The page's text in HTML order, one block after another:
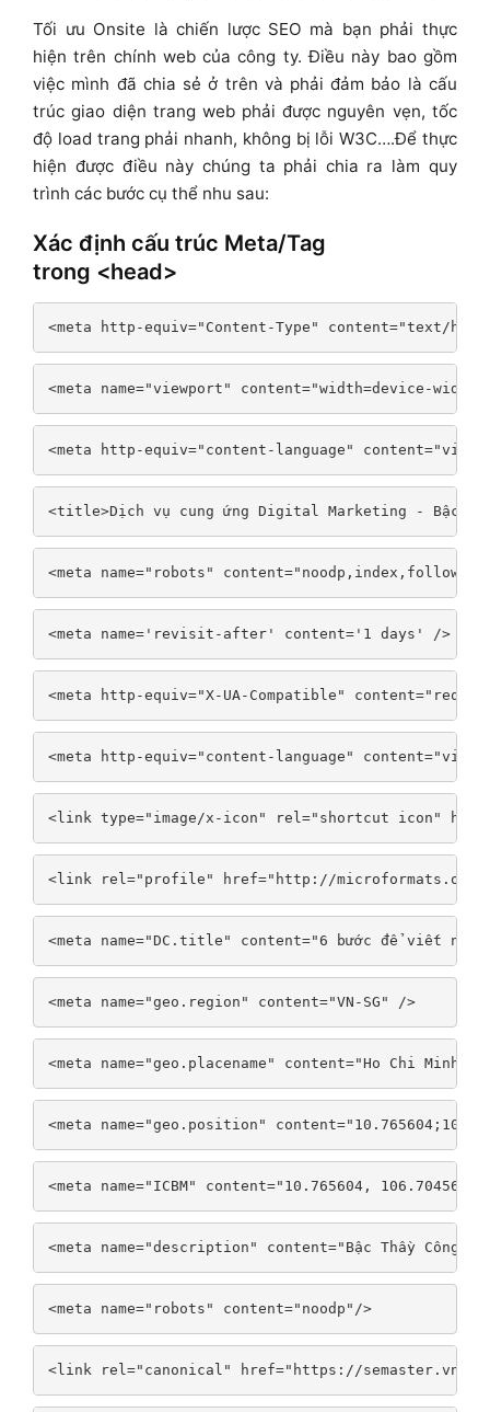
Tối ưu Onsite là chiến lược SEO mà bạn phải thực
hiện trên chính web của công ty. Điều này bao gồm
việc mình đã chia sẻ ở trên và phải đảm bảo là cấu
trúc giao diện trang web phải được nguyên vẹn, tốc
độ load trang phải nhanh, không bị lỗi W3C….Để thực
hiện được điều này chúng ta phải chia ra làm quy
trình các bước cụ thể nhu sau:
Xác định cấu trúc Meta/Tag
trong <head>
<meta http-equiv="Content-Type" content="text/
<meta name="viewport" content="width=device-
<meta http-equiv="content-language" content="vi" /
<title>Dịch vụ cung ứng Digital Marketing - Bậc
<meta name="robots" content="noodp,index,follow" /
<meta name='revisit-after' content='1 days' />
<meta http-equiv="X-UA-Compatible"
<meta http-equiv="content-language" content="vi" /
<link type="image/x-icon" rel="shortcut icon"
<link rel="profile" href="http://microformats.org/
<meta name="DC.title" content="6 bước để viết nội
<meta name="geo.region" content="VN-SG" />
<meta name="geo.placename" content="Ho Chi Minh" /
<meta name="geo.position"
<meta name="ICBM" content="10.765604, 106.704565"
<meta name="description" content="Bậc Thầy Công
<meta name="robots" content="noodp"/>
<link rel="canonical" href="https://semaster.vn/"